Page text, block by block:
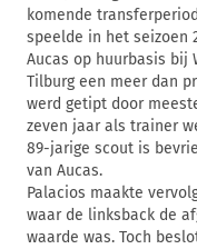
komende
speelde in het seizoen
Aucas op huurbasis bij
Tilburg een meer dan
werd getipt door
zeven jaar als trainer
89-jarige scout is
van Aucas.
Palacios maakte
waar de linksback de
waarde was. Toch